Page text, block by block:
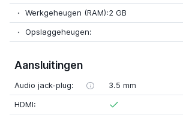
Werkgeheugen (RAM):2 GB
Opslaggeheugen:
Aansluitingen
Audio jack-plug: 3.5 mm
HDMI: